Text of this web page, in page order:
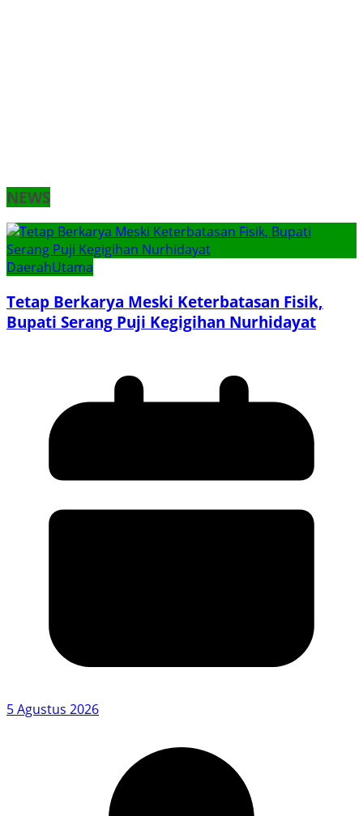
NEWS
DaerahUtama
Tetap Berkarya Meski Keterbatasan Fisik,
Bupati Serang Puji Kegigihan Nurhidayat
5 Agustus 2026